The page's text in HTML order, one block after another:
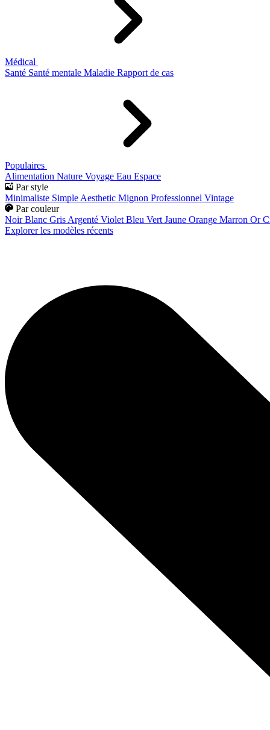
Médical
Santé Santé mentale Maladie Rapport de cas
Populaires
Alimentation Nature Voyage Eau Espace
Par style
Minimaliste Simple Aesthetic Mignon Professionnel Vintage
Par couleur
Noir Blanc Gris Argenté Violet Bleu Vert Jaune Orange Marron Or
Explorer les modèles récents